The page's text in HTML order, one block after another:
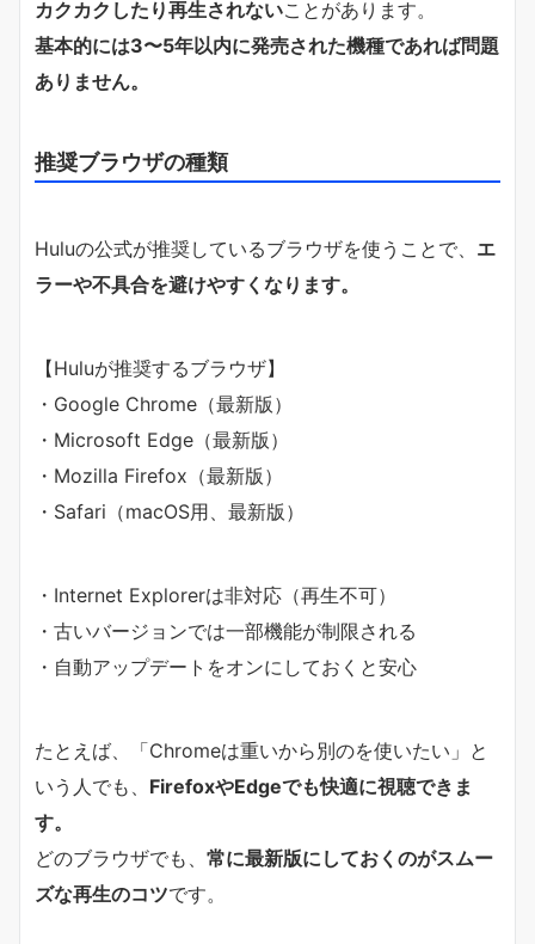
カクカクしたり再生されないことがあります。
基本的には3〜5年以内に発売された機種であれば問題
ありません。
推奨ブラウザの種類
Huluの公式が推奨しているブラウザを使うことで、 エ
ラーや不具合を避けやすくなります。
【Huluが推奨するブラウザ】
・Google Chrome（最新版）
・Microsoft Edge（最新版）
・Mozilla Firefox（最新版）
・Safari（macOS用、最新版）
・Internet Explorerは非対応（再生不可）
・古いバージョンでは一部機能が制限される
・自動アップデートをオンにしておくと安心
たとえば、「Chromeは重いから別のを使いたい」と
いう人でも、 FirefoxやEdgeでも快適に視聴できま
す。
どのブラウザでも、 常に最新版にしておくのがスムー
ズな再生のコツです。